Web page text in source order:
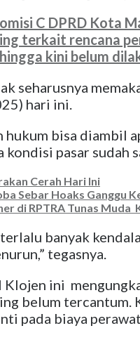
C DPRD Kota
terkait rencana
kini belum
seharusnya
hari ini.
bisa diambil
pasar sudah
Cerah Hari Ini
Sebar Hoaks Ganggu
di RPTRA Tunas Muda
banyak
tegasnya.
ini
belum tercantum.
pada biaya